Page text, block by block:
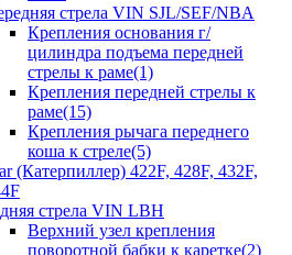
стрела VIN SJL/SEF/NBA
Крепления основания г/
цилиндра подъема передней
стрелы к раме(1)
Крепления передней стрелы к
раме(15)
Крепления рычага переднего
коша к стреле(5)
(Катерпиллер) 422F, 428F, 432F,
стрела VIN LBH
Верхний узел крепления
поворотной бабки к каретке(2)